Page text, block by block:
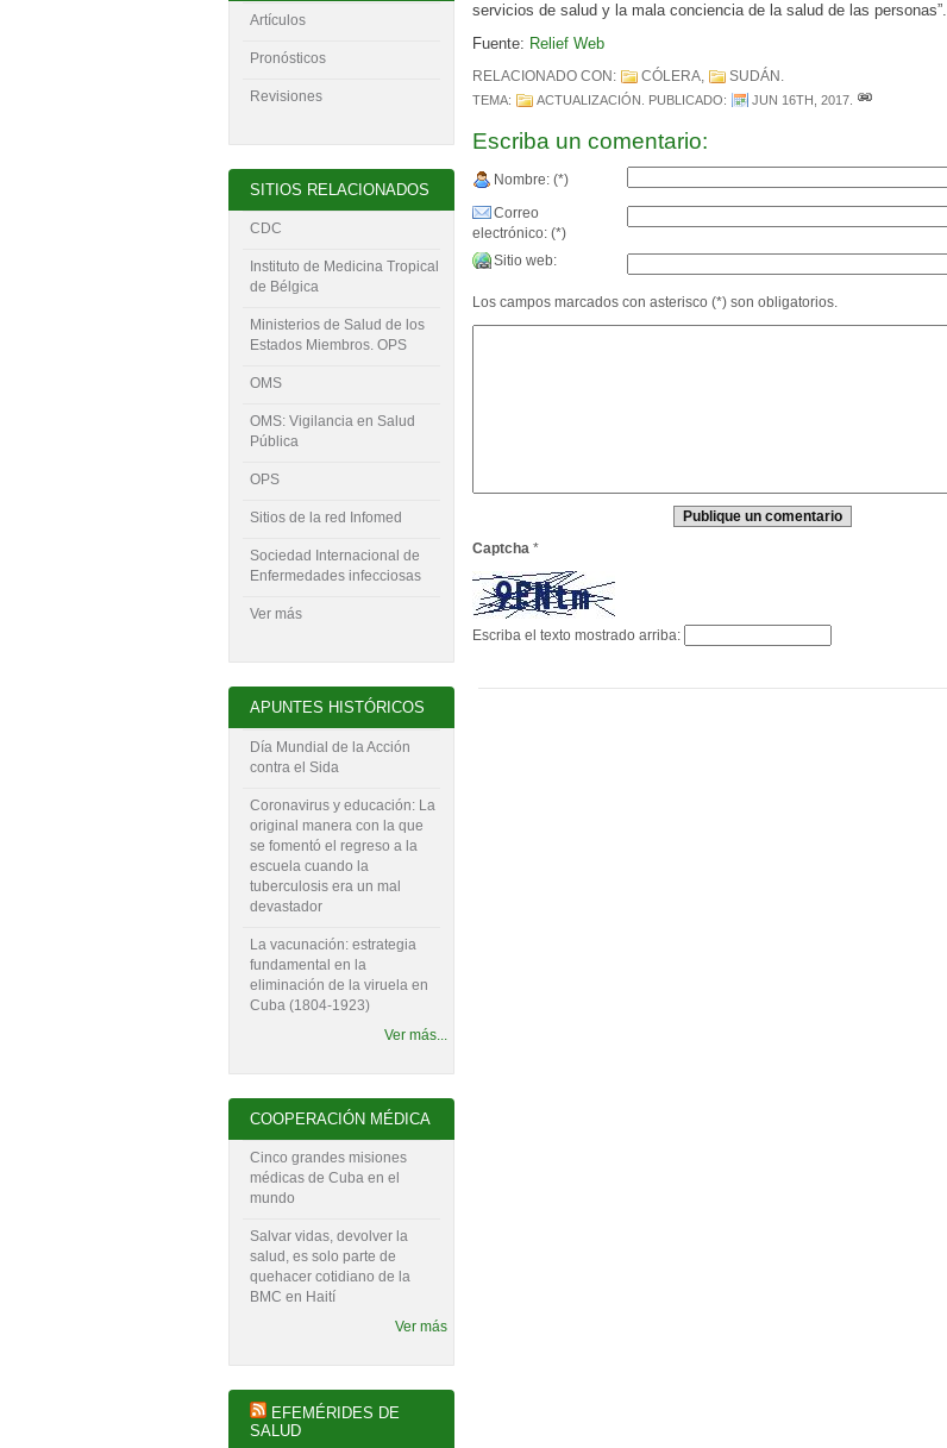
servicios de salud y la mala conciencia de la salud de las personas”.
Fuente: Relief Web
RELACIONADO CON: CÓLERA, SUDÁN .
TEMA: ACTUALIZACIÓN . PUBLICADO: JUN 16TH, 2017.
Escriba un comentario:
Nombre: (*)
Correo
electrónico: (*)
Sitio web:
Los campos marcados con asterisco (*) son obligatorios.
Captcha *
Escriba el texto mostrado arriba:
Artículos
Pronósticos
Revisiones
SITIOS RELACIONADOS
CDC
Instituto de Medicina Tropical
de Bélgica
Ministerios de Salud de los
Estados Miembros. OPS
OMS
OMS: Vigilancia en Salud
Pública
OPS
Sitios de la red Infomed
Sociedad Internacional de
Enfermedades infecciosas
Ver más
APUNTES HISTÓRICOS
Día Mundial de la Acción
contra el Sida
Coronavirus y educación: La
original manera con la que
se fomentó el regreso a la
escuela cuando la
tuberculosis era un mal
devastador
La vacunación: estrategia
fundamental en la
eliminación de la viruela en
Cuba (1804-‍1923)
Ver más...
COOPERACIÓN MÉDICA
Cinco grandes misiones
médicas de Cuba en el
mundo
Salvar vidas, devolver la
salud, es solo parte de
quehacer cotidiano de la
BMC en Haití
Ver más
EFEMÉRIDES DE
SALUD